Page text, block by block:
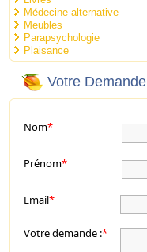
Médecine alternative
Meubles
Parapsychologie
Plaisance
Votre Demande
Nom*
Prénom*
Email*
Votre demande :*